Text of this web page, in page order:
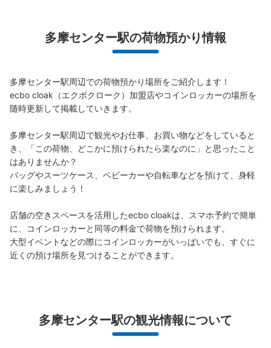
京王多摩センター駅 改札外コインロッカ
京王多摩センター駅 小田急多摩センター駅駅から徒歩1分
本日の営業時間: 00:00〜00:00
京王多摩センター駅 中央口出て左手 セブンイレブン横
保管できる荷物数
大:3/ ¥600中: 4/ ¥500小:12/ ¥400
多摩センター駅の荷物預かり情報
多摩センター駅周辺での荷物預かり場所をご紹介します！
ecbo cloak（エクボクローク）加盟店やコインロッカーの場所を
随時更新して掲載していきます。
多摩センター駅周辺で観光やお仕事、お買い物などをしていると
き、「この荷物、どこかに預けられたら楽なのに」と思ったこと
はありませんか？
バッグやスーツケース、ベビーカーや自転車などを預けて、身軽
に楽しみましょう！
店舗の空きスペースを活用したecbo cloakは、スマホ予約で簡単
に、コインロッカーと同等の料金で荷物を預けられます。
大型イベントなどの際にコインロッカーがいっぱいでも、すぐに
近くの預け場所を見つけることができます。
多摩センター駅の観光情報について